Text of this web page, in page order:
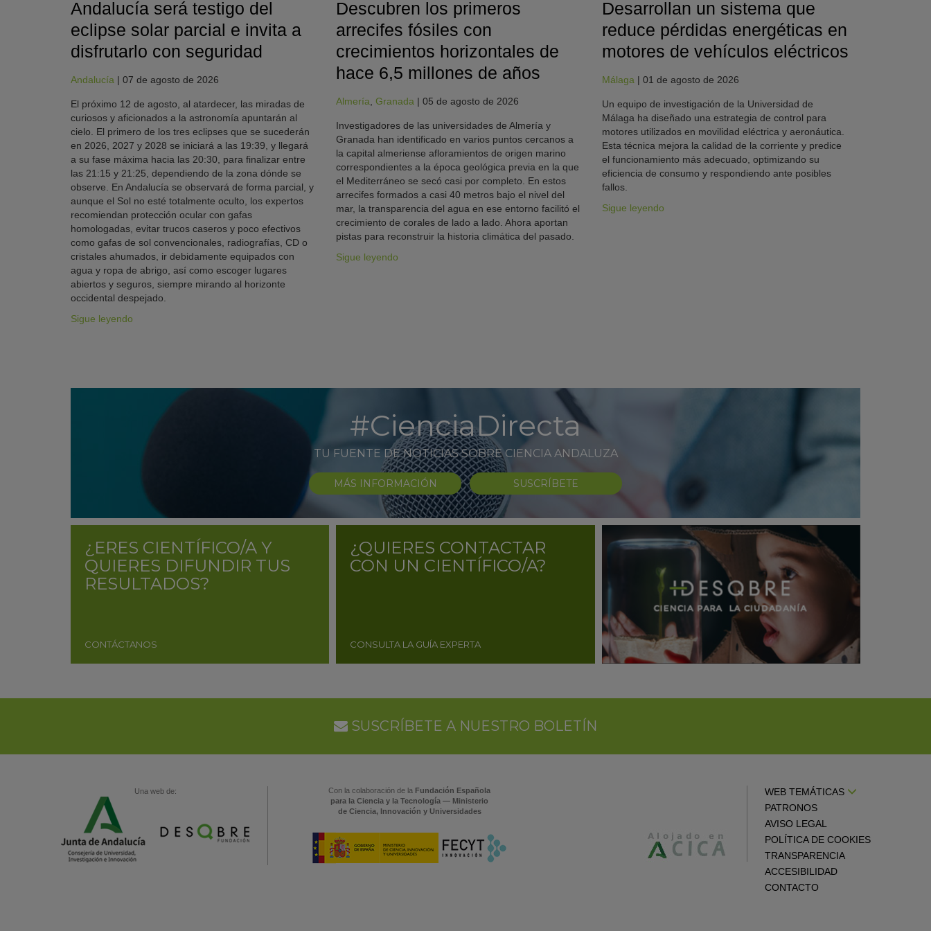
Andalucía será testigo del
eclipse solar parcial e invita a
disfrutarlo con seguridad
Andalucía | 07 de agosto de 2026
El próximo 12 de agosto, al atardecer, las miradas de
curiosos y aficionados a la astronomía apuntarán al
cielo. El primero de los tres eclipses que se sucederán
en 2026, 2027 y 2028 se iniciará a las 19:39, y llegará
a su fase máxima hacia las 20:30, para finalizar entre
las 21:15 y 21:25, dependiendo de la zona dónde se
observe. En Andalucía se observará de forma parcial, y
aunque el Sol no esté totalmente oculto, los expertos
recomiendan protección ocular con gafas
homologadas, evitar trucos caseros y poco efectivos
como gafas de sol convencionales, radiografías, CD o
cristales ahumados, ir debidamente equipados con
agua y ropa de abrigo, así como escoger lugares
abiertos y seguros, siempre mirando al horizonte
occidental despejado.
Sigue leyendo
Descubren los primeros
arrecifes fósiles con
crecimientos horizontales de
hace 6,5 millones de años
Almería ,Granada |05 de agosto de 2026
Investigadores de las universidades de Almería y
Granada han identificado en varios puntos cercanos a
la capital almeriense afloramientos de origen marino
correspondientes a la época geológica previa en la que
el Mediterráneo se secó casi por completo. En estos
arrecifes formados a casi 40 metros bajo el nivel del
mar, la transparencia del agua en ese entorno facilitó el
crecimiento de corales de lado a lado. Ahora aportan
pistas para reconstruir la historia climática del pasado.
Sigue leyendo
Desarrollan un sistema que
reduce pérdidas energéticas en
motores de vehículos eléctricos
Málaga | 01 de agosto de 2026
Un equipo de investigación de la Universidad de
Málaga ha diseñado una estrategia de control para
motores utilizados en movilidad eléctrica y aeronáutica.
Esta técnica mejora la calidad de la corriente y predice
el funcionamiento más adecuado, optimizando su
eficiencia de consumo y respondiendo ante posibles
fallos.
Sigue leyendo
#CienciaDirecta
TU FUENTE DE NOTICIAS SOBRE CIENCIA ANDALUZA
MÁS INFORMACIÓN SUSCRÍBETE
¿ERES CIENTÍFICO/A Y
QUIERES DIFUNDIR TUS
RESULTADOS?
CONTÁCTANOS
¿QUIERES CONTACTAR
CON UN CIENTÍFICO/A?
CONSULTA LA GUÍA EXPERTA
SUSCRÍBETE A NUESTRO BOLETÍN
Una web de: Con la colaboración de la Fundación Española
para la Ciencia y la Tecnología — Ministerio
de Ciencia, Innovación y Universidades
WEB TEMÁTICAS
PATRONOS
AVISO LEGAL
POLÍTICA DE COOKIES
TRANSPARENCIA
ACCESIBILIDAD
CONTACTO